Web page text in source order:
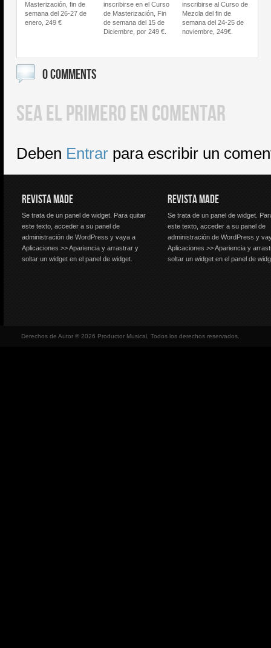
Masterización, fin de
semana del 26-27 de
enero, 249 €
inscribirse en el Curso
de Masterización, Fin
de semana del 15 de
Diciembre, por 249 €.
inscribirse al Curso de
Mezcla del fin de
semana del 24-25 de
noviembre, 249€.
0 COMMENTS
SEA EL PRIMERO EN COMENTAR
Deben Entrar para escribir un
REVISTA MADE
Se trata de un panel de widget. Para quitar
este texto, acceder a su panel de
administración de WordPress y vaya a
Aplicaciones >> Apariencia y arrastrar y
soltar un widget en el panel de widget.
REVISTA MADE
Se trata de un panel de widget.
este texto, acceder a su panel de
administración de WordPress y
Aplicaciones >> Apariencia y
soltar un widget en el panel de
Derechos de Autor © 2026 Productor Musical, Todos los derechos reservados.